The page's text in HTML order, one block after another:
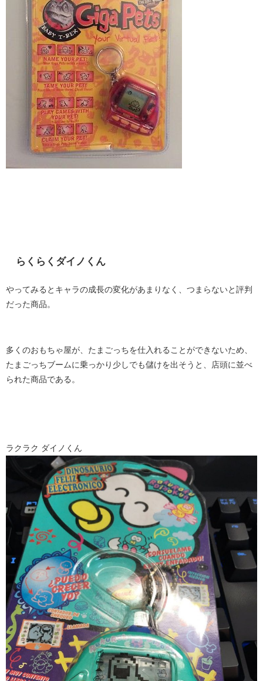
らくらくダイノくん
やってみるとキャラの成長の変化があまりなく、つまらないと評判
だった商品。
多くのおもちゃ屋が、たまごっちを仕入れることができないため、
たまごっちブームに乗っかり少しでも儲けを出そうと、店頭に並べ
られた商品である。
ラクラク ダイノくん